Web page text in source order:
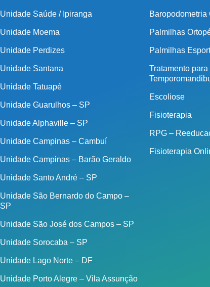
Unidade Saúde / Ipiranga
Unidade Moema
Unidade Perdizes
Unidade Santana
Unidade Tatuapé
Unidade Guarulhos – SP
Unidade Alphaville – SP
Unidade Campinas – Cambuí
Unidade Campinas – Barão Geraldo
Unidade Santo André – SP
Unidade São Bernardo do Campo –
SP
Unidade São José dos Campos – SP
Unidade Sorocaba – SP
Unidade Lago Norte – DF
Unidade Porto Alegre – Vila Assunção
Baropodometria
Palmilhas
Palmilhas
Tratamento
Escoliose
Fisioterapia
RPG –
Fisioterapia